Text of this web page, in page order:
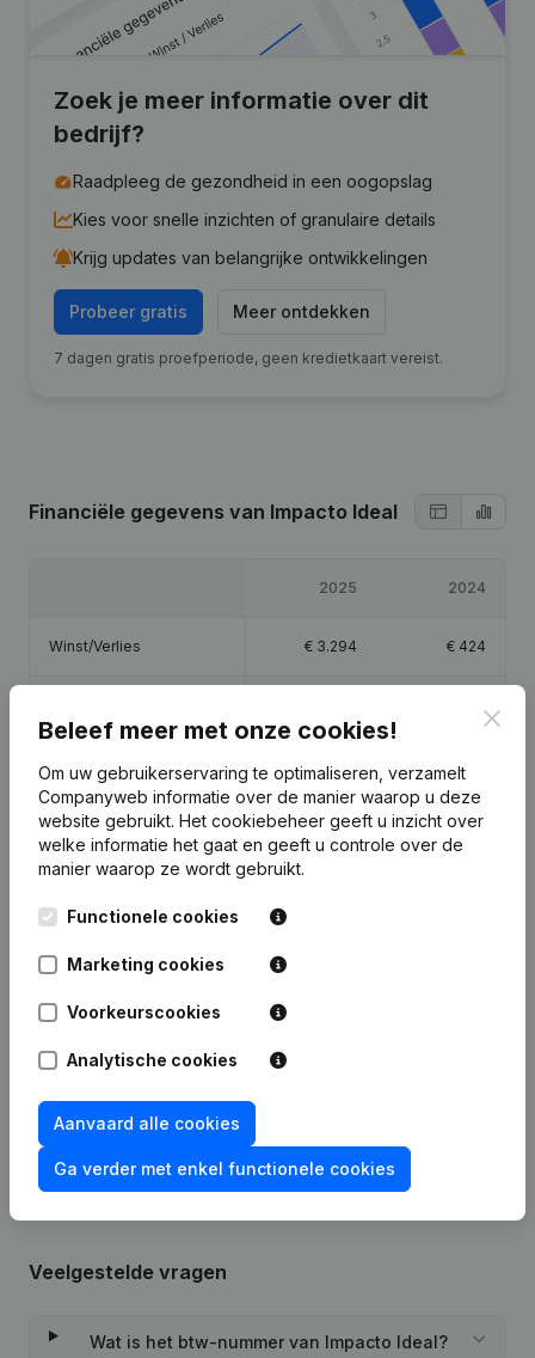
Zoek je meer informatie over dit
bedrijf?
Raadpleeg de gezondheid in een oogopslag
Kies voor snelle inzichten of granulaire details
Krijg updates van belangrijke ontwikkelingen
Probeer gratis Meer ontdekken
7 dagen gratis proefperiode, geen kredietkaart vereist.
Financiële gegevens van Impacto Ideal
2025 2024
Winst/Verlies € 3.294 € 424
Brutomarge € 40.412 16.029
Personeel 0,7
Publicatiesvan Impacto Ideal
05-10-2023
Rechtspersoon, Opening Bijkantoor,
enz...)
Veelgestelde vragen
Wat is het btw-nummer van Impacto Ideal?
Beleef meer met onze cookies!
Om uw gebruikerservaring te optimaliseren, verzamelt
Companyweb informatie over de manier waarop u deze
website gebruikt. Het cookiebeheer geeft u inzicht over
welke informatie het gaat en geeft u controle over de
manier waarop ze wordt gebruikt.
Functionele cookies
Marketing cookies
Voorkeurscookies
Analytische cookies
Aanvaard alle cookies
Ga verder met enkel functionele cookies